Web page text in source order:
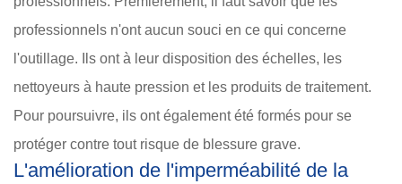
professionnels n'ont aucun souci en ce qui concerne
l'outillage. Ils ont à leur disposition des échelles, les
nettoyeurs à haute pression et les produits de traitement.
Pour poursuivre, ils ont également été formés pour se
protéger contre tout risque de blessure grave.
L'amélioration de l'imperméabilité de la